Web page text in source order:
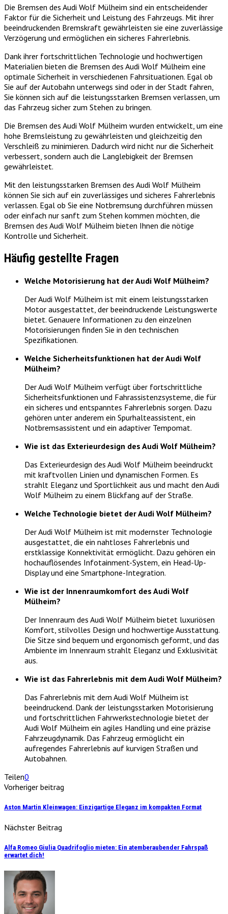
Die Bremsen des Audi Wolf Mülheim sind ein entscheidender
Faktor für die Sicherheit und Leistung des Fahrzeugs. Mit ihrer
beeindruckenden Bremskraft gewährleisten sie eine zuverlässige
Verzögerung und ermöglichen ein sicheres Fahrerlebnis.
Dank ihrer fortschrittlichen Technologie und hochwertigen
Materialien bieten die Bremsen des Audi Wolf Mülheim eine
optimale Sicherheit in verschiedenen Fahrsituationen. Egal ob
Sie auf der Autobahn unterwegs sind oder in der Stadt fahren,
Sie können sich auf die leistungsstarken Bremsen verlassen, um
das Fahrzeug sicher zum Stehen zu bringen.
Die Bremsen des Audi Wolf Mülheim wurden entwickelt, um eine
hohe Bremsleistung zu gewährleisten und gleichzeitig den
Verschleiß zu minimieren. Dadurch wird nicht nur die Sicherheit
verbessert, sondern auch die Langlebigkeit der Bremsen
gewährleistet.
Mit den leistungsstarken Bremsen des Audi Wolf Mülheim
können Sie sich auf ein zuverlässiges und sicheres Fahrerlebnis
verlassen. Egal ob Sie eine Notbremsung durchführen müssen
oder einfach nur sanft zum Stehen kommen möchten, die
Bremsen des Audi Wolf Mülheim bieten Ihnen die nötige
Kontrolle und Sicherheit.
Häufig gestellte Fragen
Welche Motorisierung hat der Audi Wolf Mülheim?
Der Audi Wolf Mülheim ist mit einem leistungsstarken
Motor ausgestattet, der beeindruckende Leistungswerte
bietet. Genauere Informationen zu den einzelnen
Motorisierungen finden Sie in den technischen
Spezifikationen.
Welche Sicherheitsfunktionen hat der Audi Wolf
Mülheim?
Der Audi Wolf Mülheim verfügt über fortschrittliche
Sicherheitsfunktionen und Fahrassistenzsysteme, die für
ein sicheres und entspanntes Fahrerlebnis sorgen. Dazu
gehören unter anderem ein Spurhalteassistent, ein
Notbremsassistent und ein adaptiver Tempomat.
Wie ist das Exterieurdesign des Audi Wolf Mülheim?
Das Exterieurdesign des Audi Wolf Mülheim beeindruckt
mit kraftvollen Linien und dynamischen Formen. Es
strahlt Eleganz und Sportlichkeit aus und macht den Audi
Wolf Mülheim zu einem Blickfang auf der Straße.
Welche Technologie bietet der Audi Wolf Mülheim?
Der Audi Wolf Mülheim ist mit modernster Technologie
ausgestattet, die ein nahtloses Fahrerlebnis und
erstklassige Konnektivität ermöglicht. Dazu gehören ein
hochauflösendes Infotainment-System, ein Head-Up-
Display und eine Smartphone-Integration.
Wie ist der Innenraumkomfort des Audi Wolf
Mülheim?
Der Innenraum des Audi Wolf Mülheim bietet luxuriösen
Komfort, stilvolles Design und hochwertige Ausstattung.
Die Sitze sind bequem und ergonomisch geformt, und das
Ambiente im Innenraum strahlt Eleganz und Exklusivität
aus.
Wie ist das Fahrerlebnis mit dem Audi Wolf Mülheim?
Das Fahrerlebnis mit dem Audi Wolf Mülheim ist
beeindruckend. Dank der leistungsstarken Motorisierung
und fortschrittlichen Fahrwerkstechnologie bietet der
Audi Wolf Mülheim ein agiles Handling und eine präzise
Fahrzeugdynamik. Das Fahrzeug ermöglicht ein
aufregendes Fahrerlebnis auf kurvigen Straßen und
Autobahnen.
Teilen0
Vorheriger beitrag
Aston Martin Kleinwagen: Einzigartige Eleganz im kompakten Format
Nächster Beitrag
Alfa Romeo Giulia Quadrifoglio mieten: Ein atemberaubender Fahrspaß
erwartet dich!